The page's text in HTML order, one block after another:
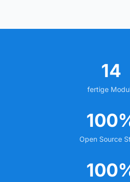
14
fertige
Open Source